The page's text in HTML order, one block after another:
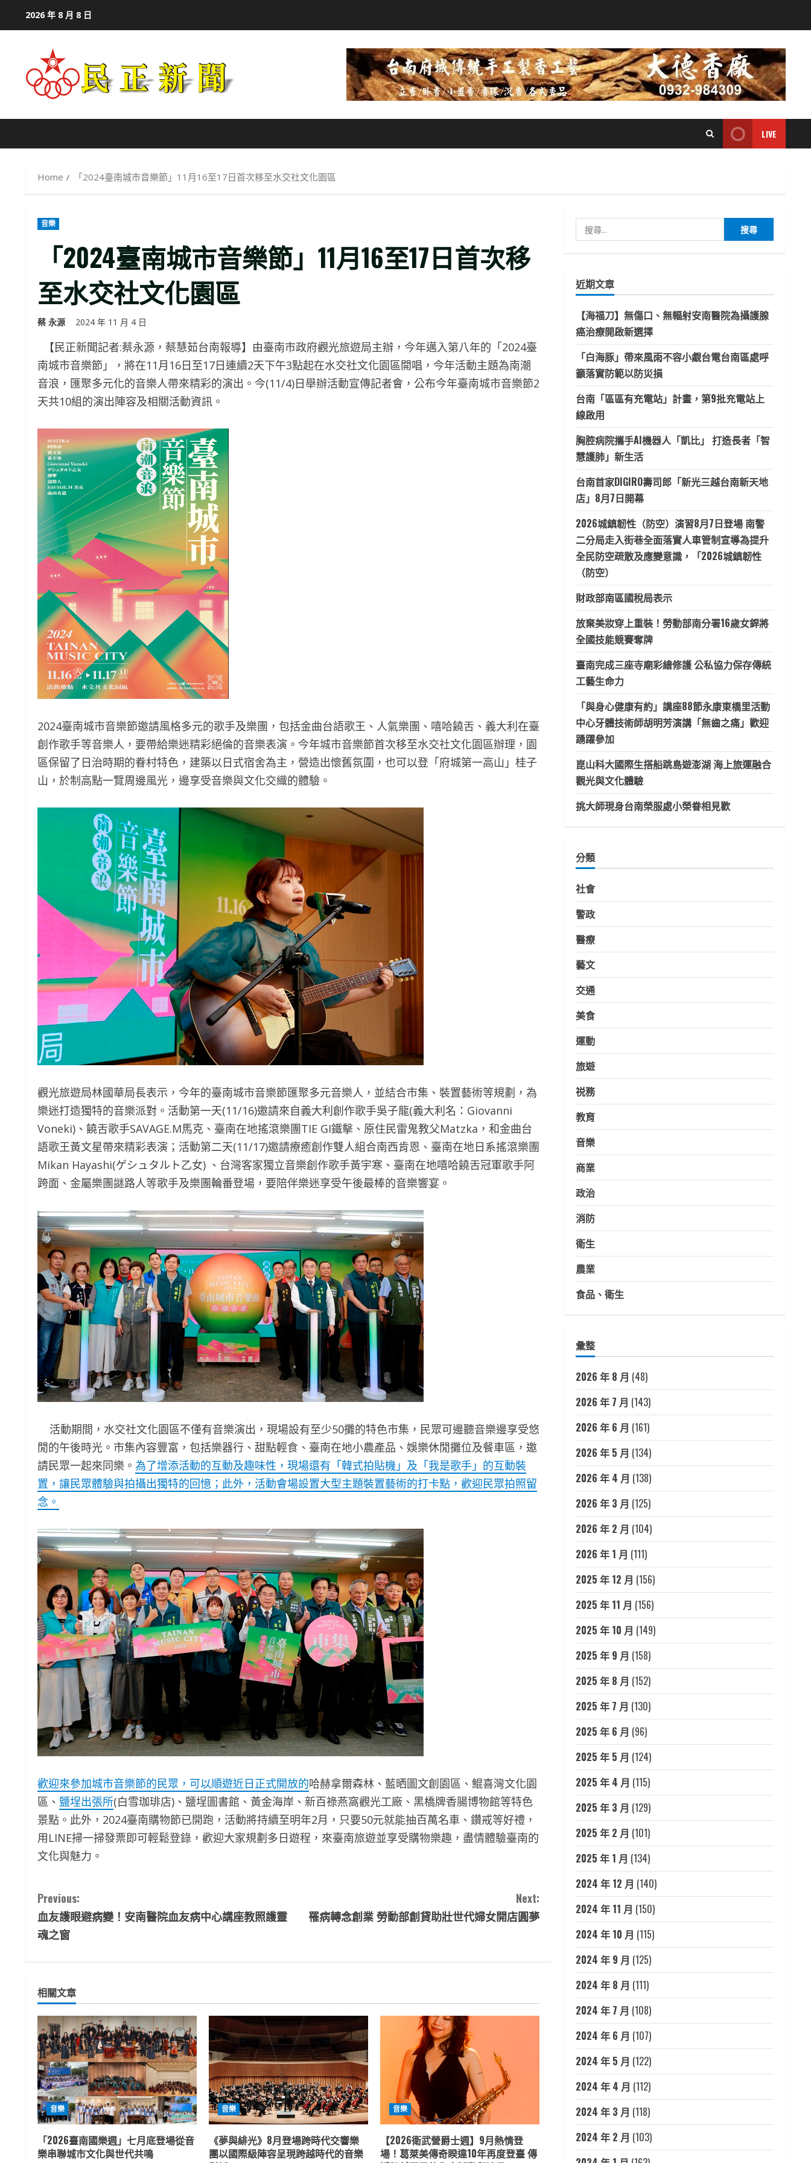
2026 年 8 月 8 日
LIVE
Home 「2024臺南城市音樂節」11月16至17日首次移至水交社文化園區
音樂
「2024臺南城市音樂節」11月16至17日首次移
至水交社文化園區
蔡 永源 2024 年 11 月 4 日
【民正新聞記者:蔡永源，蔡慧茹台南報導】由臺南市政府觀光旅遊局主辦，今年邁入第八年的「2024臺
南城市音樂節」，將在11月16日至17日連續2天下午3點起在水交社文化園區開唱，今年活動主題為南潮
音浪，匯聚多元化的音樂人帶來精彩的演出。今(11/4)日舉辦活動宣傳記者會，公布今年臺南城市音樂節2
天共10組的演出陣容及相關活動資訊。
2024臺南城市音樂節邀請風格多元的歌手及樂團，包括金曲台語歌王、人氣樂團、嘻哈饒舌、義大利在臺
創作歌手等音樂人，要帶給樂迷精彩絕倫的音樂表演。今年城市音樂節首次移至水交社文化園區辦理，園
區保留了日治時期的眷村特色，建築以日式宿舍為主，營造出懷舊氛圍，也可以登「府城第一高山」桂子
山，於制高點一覽周邊風光，邊享受音樂與文化交織的體驗。
觀光旅遊局林國華局長表示，今年的臺南城市音樂節匯聚多元音樂人，並結合市集、裝置藝術等規劃，為
樂迷打造獨特的音樂派對。活動第一天(11/16)邀請來自義大利創作歌手吳子龍(義大利名：Giovanni
Voneki)、饒舌歌手SAVAGE.M馬克、臺南在地搖滾樂團TIE GI鐵擊、原住民雷鬼教父Matzka，和金曲台
語歌王黃文星帶來精彩表演；活動第二天(11/17)邀請療癒創作雙人組合南西肯恩、臺南在地日系搖滾樂團
Mikan Hayashi(ゲシュタルト乙女) 、台灣客家獨立音樂創作歌手黃宇寒、臺南在地嘻哈饒舌冠軍歌手阿
跨面、金屬樂團謎路人等歌手及樂團輪番登場，要陪伴樂迷享受午後最棒的音樂響宴。
活動期間，水交社文化園區不僅有音樂演出，現場設有至少50攤的特色市集，民眾可邊聽音樂邊享受悠
閒的午後時光。市集內容豐富，包括樂器行、甜點輕食、臺南在地小農產品、娛樂休閒攤位及餐車區，邀
請民眾一起來同樂。 為了增添活動的互動及趣味性，現場還有「韓式拍貼機」及「我是歌手」的互動裝
置，讓民眾體驗與拍攝出獨特的回憶；此外，活動會場設置大型主題裝置藝術的打卡點，歡迎民眾拍照留
念。
歡迎來參加城市音樂節的民眾，可以順遊近日正式開放的哈赫拿爾森林、藍晒圖文創園區、鯤喜灣文化園
區、 鹽埕出張所(白雪珈琲店)、鹽埕圖書館、黃金海岸、新百祿燕窩觀光工廠、黑橋牌香腸博物館等特色
景點。此外，2024臺南購物節已開跑，活動將持續至明年2月，只要50元就能抽百萬名車、鑽戒等好禮，
用LINE掃一掃發票即可輕鬆登錄，歡迎大家規劃多日遊程，來臺南旅遊並享受購物樂趣，盡情體驗臺南的
文化與魅力。
C
o
i
n
u
e
R
e
a
Previous:
血友護眼避病變！安南醫院血友病中心講座教照護靈
魂之窗
Next:
罹病轉念創業 勞動部創貸助壯世代婦女開店圓夢
相關文章
音樂
「2026臺南國樂週」七月底登場從音
樂串聯城市文化與世代共鳴
音樂
《夢與緋光》8月登場跨時代交響樂
團以國際級陣容呈現跨越時代的音樂
音樂
【2026衛武營爵士週】9月熱情登
場！葛萊美傳奇睽違10年再度登臺 傳
尋
字:
近期文章
【海福刀】無傷口、無輻射安南醫院為攝護腺
癌治療開啟新選擇
「白海豚」帶來風雨不容小覷台電台南區處呼
籲落實防範以防災損
台南「區區有充電站」計畫，第9批充電站上
線啟用
胸腔病院攜手AI機器人「凱比」 打造長者「智
慧護肺」新生活
台南首家DIGIRO壽司郎「新光三越台南新天地
店」8月7日開幕
2026城鎮韌性（防空）演習8月7日登場 南警
二分局走入街巷全面落實人車管制宣導為提升
全民防空疏散及應變意識，「2026城鎮韌性
（防空）
財政部南區國稅局表示
放棄美妝穿上重裝！勞動部南分署16歲女銲將
全國技能競賽奪牌
臺南完成三座寺廟彩繪修護 公私協力保存傳統
工藝生命力
「與身心健康有約」講座88節永康東橋里活動
中心牙體技術師胡明芳演講「無齒之痛」歡迎
踴躍參加
崑山科大國際生搭船跳島遊澎湖 海上旅運融合
觀光與文化體驗
挑大師現身台南榮服處小榮眷相見歡
分類
社會
警政
醫療
藝文
交通
美食
運動
旅遊
祱務
教育
音樂
商業
政治
消防
衛生
農業
食品、衛生
彙整
2026 年 8 月 (48)
2026 年 7 月 (143)
2026 年 6 月 (161)
2026 年 5 月 (134)
2026 年 4 月 (138)
2026 年 3 月 (125)
2026 年 2 月 (104)
2026 年 1 月 (111)
2025 年 12 月 (156)
2025 年 11 月 (156)
2025 年 10 月 (149)
2025 年 9 月 (158)
2025 年 8 月 (152)
2025 年 7 月 (130)
2025 年 6 月 (96)
2025 年 5 月 (124)
2025 年 4 月 (115)
2025 年 3 月 (129)
2025 年 2 月 (101)
2025 年 1 月 (134)
2024 年 12 月 (140)
2024 年 11 月 (150)
2024 年 10 月 (115)
2024 年 9 月 (125)
2024 年 8 月 (111)
2024 年 7 月 (108)
2024 年 6 月 (107)
2024 年 5 月 (122)
2024 年 4 月 (112)
2024 年 3 月 (118)
2024 年 2 月 (103)